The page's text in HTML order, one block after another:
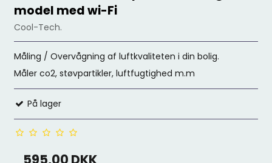
model med wi-Fi
Cool-Tech.
Måling / Overvågning af luftkvaliteten i din bolig.
Måler co2, støvpartikler, luftfugtighed m.m
På lager